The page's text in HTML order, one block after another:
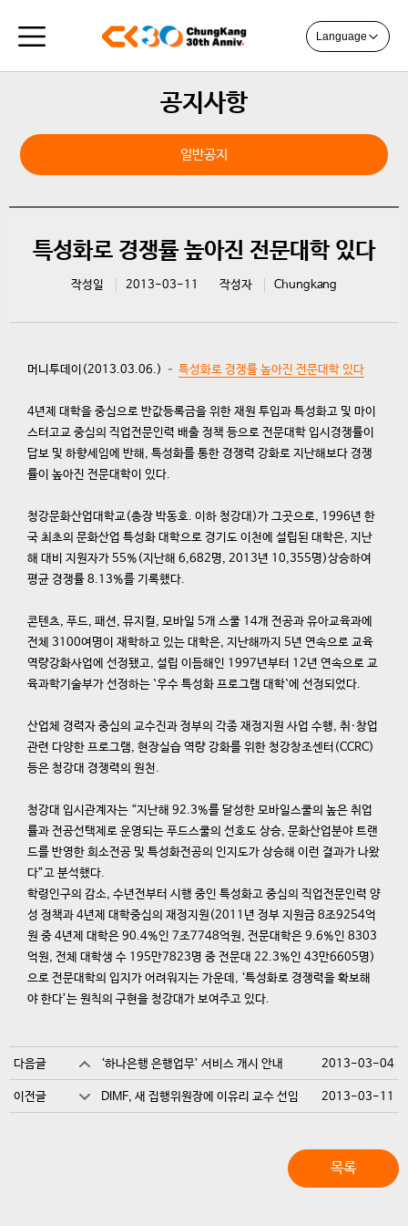
Language
공지사항
일반공지
특성화로 경쟁률 높아진 전문대학 있다
작성일 2013-03-11 작성자 Chungkang
머니투데이(2013.03.06.) – 특성화로 경쟁률 높아진 전문대학 있다
4년제 대학을 중심으로 반값등록금을 위한 재원 투입과 특성화고 및 마이
스터고교 중심의 직업전문인력 배출 정책 등으로 전문대학 입시경쟁률이
답보 및 하향세임에 반해, 특성화를 통한 경쟁력 강화로 지난해보다 경쟁
률이 높아진 전문대학이 있다.
청강문화산업대학교(총장 박동호. 이하 청강대)가 그곳으로, 1996년 한
국 최초의 문화산업 특성화 대학으로 경기도 이천에 설립된 대학은, 지난
해 대비 지원자가 55%(지난해 6,682명, 2013년 10,355명)상승하여
평균 경쟁률 8.13%를 기록했다.
콘텐츠, 푸드, 패션, 뮤지컬, 모바일 5개 스쿨 14개 전공과 유아교육과에
전체 3100여명이 재학하고 있는 대학은, 지난해까지 5년 연속으로 교육
역량강화사업에 선정됐고, 설립 이듬해인 1997년부터 12년 연속으로 교
육과학기술부가 선정하는 `우수 특성화 프로그램 대학`에 선정되었다.
산업체 경력자 중심의 교수진과 정부의 각종 재정지원 사업 수행, 취·창업
관련 다양한 프로그램, 현장실습 역량 강화를 위한 청강창조센터(CCRC)
등은 청강대 경쟁력의 원천.
청강대 입시관계자는 “지난해 92.3%를 달성한 모바일스쿨의 높은 취업
률과 전공선택제로 운영되는 푸드스쿨의 선호도 상승, 문화산업분야 트랜
드를 반영한 희소전공 및 특성화전공의 인지도가 상승해 이런 결과가 나왔
다”고 분석했다.
학령인구의 감소, 수년전부터 시행 중인 특성화고 중심의 직업전문인력 양
성 정책과 4년제 대학중심의 재정지원(2011년 정부 지원금 8조9254억
원 중 4년제 대학은 90.4%인 7조7748억원, 전문대학은 9.6%인 8303
억원, 전체 대학생 수 195만7823명 중 전문대 22.3%인 43만6605명)
으로 전문대학의 입지가 어려워지는 가운데, ‘특성화로 경쟁력을 확보해
야 한다’는 원칙의 구현을 청강대가 보여주고 있다.
다음글 ‘하나은행 은행업무’ 서비스 개시 안내 2013-03-04
이전글 DIMF, 새 집행위원장에 이유리 교수 선임 2013-03-11
목록